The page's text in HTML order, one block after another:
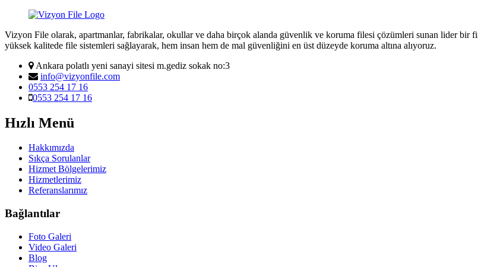
Vizyon File olarak, apartmanlar, fabrikalar, okullar ve daha birçok alanda güvenlik ve koruma filesi çözümleri sunan lider bir
yüksek kalitede file sistemleri sağlayarak, hem insan hem de mal güvenliğini en üst düzeyde koruma altına alıyoruz.
Ankara polatlı yeni sanayi sitesi m.gediz sokak no:3
info@vizyonfile.com
0553 254 17 16
0553 254 17 16
Hızlı Menü
Hakkımızda
Sıkça Sorulanlar
Hizmet Bölgelerimiz
Hizmetlerimiz
Referanslarımız
Bağlantılar
Foto Galeri
Video Galeri
Blog